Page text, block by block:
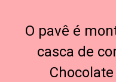
O pavê é
casca de